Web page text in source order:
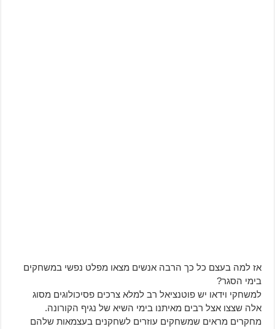
אז למה בעצם כל כך הרבה אנשים מצאו מפלט נפשי במשחקים
בימי הסגר?
למשחקי וידאו יש פוטנציאל רב למלא צרכים פסיכולוגים מסוג
אלה שצצו אצל רבים מאיתנו בימי השיא של נגיף הקורונה.
מחקרים מראים שמשחקים עוזרים לשחקנים בעצמאות שלהם